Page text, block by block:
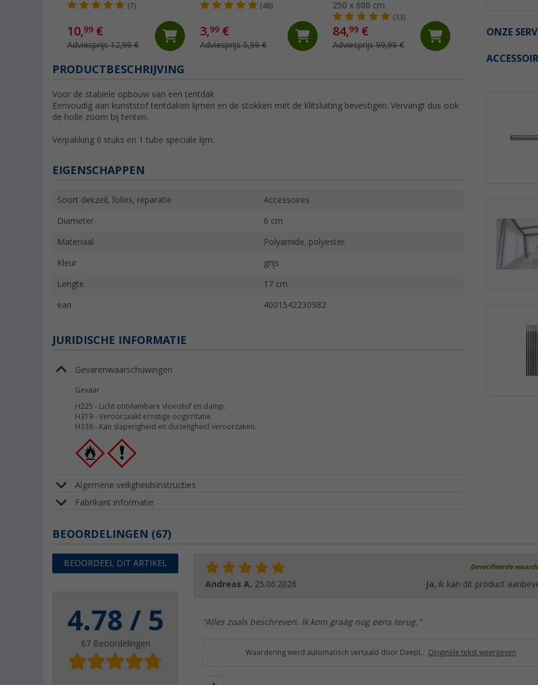
ONZE
(7)
10,99 €
Adviesprijs 12,99 €
(48)
3,99 €
Adviesprijs 5,99 €
250 x 600 cm
(33)
84,99 €
Adviesprijs 99,99 €
99€
PRODUCTBESCHRIJVING
Voor de stabiele opbouw van een tentdak
Eenvoudig aan kunststof tentdaken lijmen en de stokken met de klitsluiting bevestigen. Vervangt dus ook
de holle zoom bij tenten.
Verpakking 6 stuks en 1 tube speciale lijm.
EIGENSCHAPPEN
Soort dekzeil, folies, reparatie Accessoires
Diameter 6 cm
Materiaal Polyamide, polyester
Kleur grijs
Lengte 17 cm
ean 4001542230982
JURIDISCHE INFORMATIE
Gevarenwaarschuwingen
Gevaar
H225 - Licht ontvlambare vloeistof en damp.
H319 - Veroorzaakt ernstige oogirritatie.
H336 - Kan slaperigheid en duizeligheid veroorzaken.
Algemene veiligheidsinstructies
Fabrikant informatie
BEOORDELINGEN (67)
BEOORDEEL DIT ARTIKEL
4.78 / 5
67 Beoordelingen
Geverifieerde
Andreas A. 25.06.2026 Ja, ik kan dit product
"Alles zoals beschreven. Ik kom graag nog eens terug."
Waardering werd automatisch vertaald door DeepL. Originele tekst weergeven